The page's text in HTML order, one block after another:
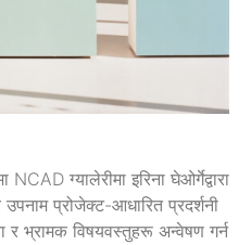
ग्यालेरीमा इरिना घेओर्गेद्वारा
प्रोजेक्ट-आधारित प्रदर्शनी
र भ्रामक विषयवस्तुहरू अन्वेषण गर्न